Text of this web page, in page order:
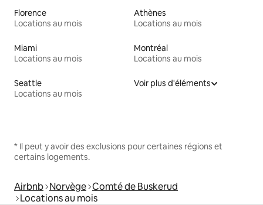
Florence
Locations au mois
Athènes
Locations au mois
Miami
Locations au mois
Montréal
Locations au mois
Seattle
Locations au mois
Voir plus d'éléments
* Il peut y avoir des exclusions pour certaines régions et
certains logements.
Airbnb Norvège Comté de Buskerud
Locations au mois